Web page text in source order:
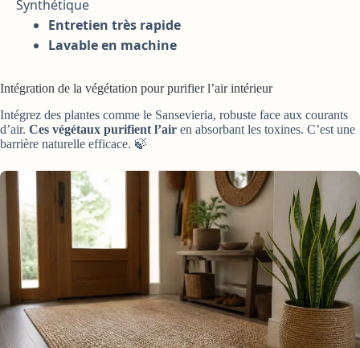
Synthétique
Entretien très rapide
Lavable en machine
Intégration de la végétation pour purifier l’air intérieur
Intégrez des plantes comme le Sansevieria, robuste face aux courants
d’air. Ces végétaux purifient l’air en absorbant les toxines. C’est une
barrière naturelle efficace. 🍃